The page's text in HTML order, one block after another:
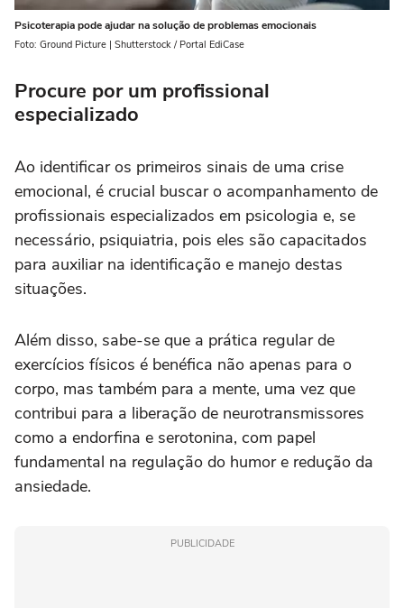
Psicoterapia pode ajudar na solução de problemas emocionais
Foto: Ground Picture | Shutterstock / Portal EdiCase
Procure por um profissional
especializado
Ao identificar os primeiros sinais de uma crise
emocional, é crucial buscar o acompanhamento de
profissionais especializados em psicologia e, se
necessário, psiquiatria, pois eles são capacitados
para auxiliar na identificação e manejo destas
situações.
Além disso, sabe-se que a prática regular de
exercícios físicos é benéfica não apenas para o
corpo, mas também para a mente, uma vez que
contribui para a liberação de neurotransmissores
como a endorfina e serotonina, com papel
fundamental na regulação do humor e redução da
ansiedade.
PUBLICIDADE